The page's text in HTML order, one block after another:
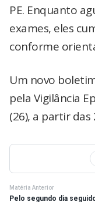
PE. Enquanto
exames, eles
conforme
Um novo
pela Vigilância
(26), a partir das
Matéria Anterior
Pelo segundo dia